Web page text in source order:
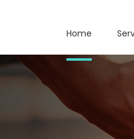
Home